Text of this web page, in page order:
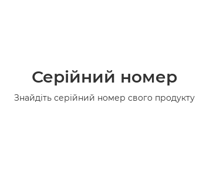
Серійний номер
Знайдіть серійний номер свого продукту